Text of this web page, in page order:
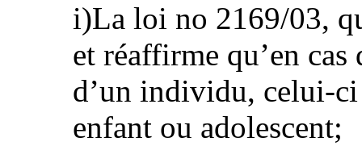
i)La loi no 2169/03,
et réaffirme qu’en cas
d’un individu, celui-ci
enfant ou adolescent;